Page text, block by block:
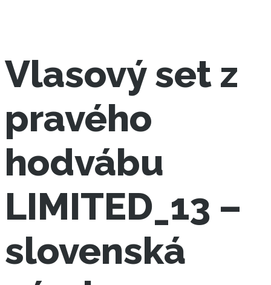
Vlasový set z
pravého
hodvábu
LIMITED_13 –
slovenská